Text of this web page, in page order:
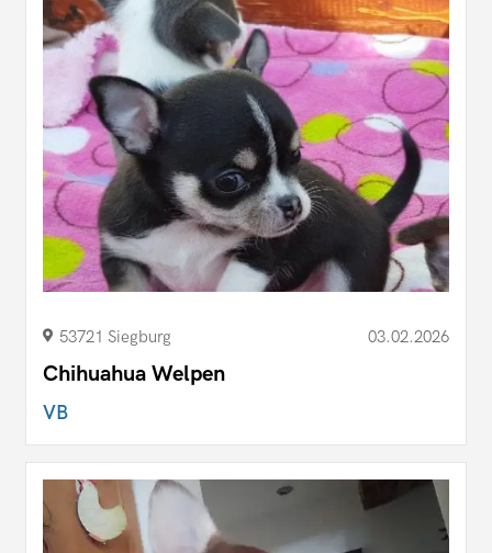
53721 Siegburg 03.02.2026
Chihuahua Welpen
VB